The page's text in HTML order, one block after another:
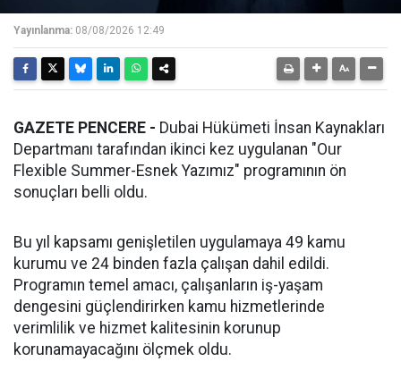
Yayınlanma: 08/08/2026 12:49
GAZETE PENCERE - Dubai Hükümeti İnsan Kaynakları
Departmanı tarafından ikinci kez uygulanan "Our
Flexible Summer-Esnek Yazımız" programının ön
sonuçları belli oldu.
Bu yıl kapsamı genişletilen uygulamaya 49 kamu
kurumu ve 24 binden fazla çalışan dahil edildi.
Programın temel amacı, çalışanların iş-yaşam
dengesini güçlendirirken kamu hizmetlerinde
verimlilik ve hizmet kalitesinin korunup
korunamayacağını ölçmek oldu.